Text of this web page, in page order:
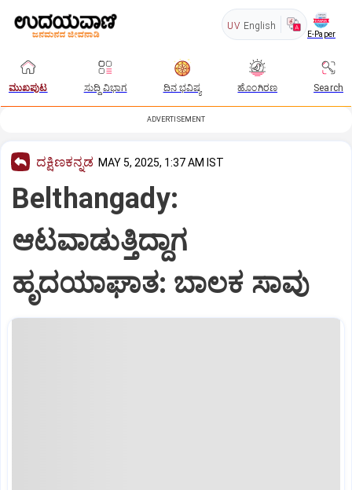
UV English
E-Paper
ಮುಖಪುಟ ಸುದ್ದಿ ವಿಭಾಗ ದಿನ ಭವಿಷ್ಯ ಹೊಂಗಿರಣ Search
ADVERTISEMENT
ದಕ್ಷಿಣಕನ್ನಡ MAY 5, 2025, 1:37 AM IST
Belthangady:
ಆಟವಾಡುತ್ತಿದ್ದಾಗ
ಹೃದಯಾಘಾತ: ಬಾಲಕ ಸಾವು